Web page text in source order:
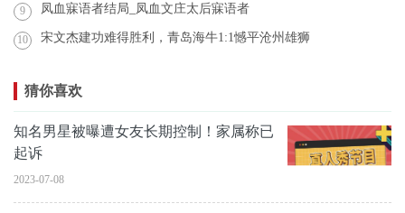
9 凤血寐语者结局_凤血文庄太后寐语者
10 宋文杰建功难得胜利，青岛海牛1:1憾平沧州雄狮
猜你喜欢
知名男星被曝遭女友长期控制！家属称已
起诉
2023-07-08